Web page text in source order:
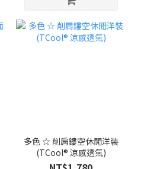
多色 ☆ 削肩鏤空休閒洋裝
(TCool® 涼感透氣)